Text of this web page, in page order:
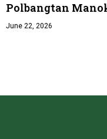
Polbangtan
June 22, 2026